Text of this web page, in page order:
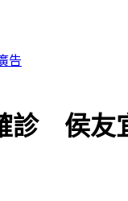
告
診 侯友